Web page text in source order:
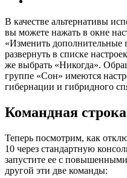
В качестве альтернативы
вы можете нажать в окне
«Изменить дополнительные
развернуть в списке
же выбрать «Никогда».
группе «Сон» имеются
гибернации и гибридного
Командная строка
Теперь посмотрим, как
10 через стандартную
запустите ее с
другой эти две команды: